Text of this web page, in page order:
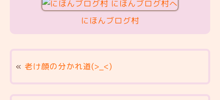
にほんブログ村
« 老け顔の分かれ道(>_<)